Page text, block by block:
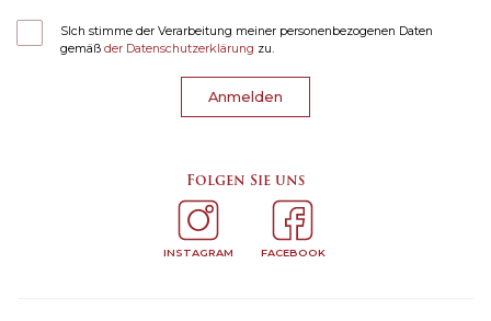
SIch stimme der Verarbeitung meiner personenbezogenen Daten
gemäß der Datenschutzerklärung zu.
Anmelden
Folgen Sie uns
INSTAGRAM FACEBOOK